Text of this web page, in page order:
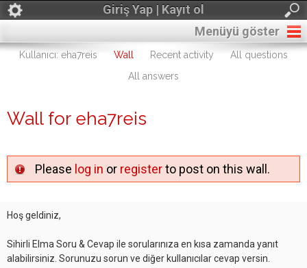
Giriş Yap | Kayıt ol
Menüyü göster
Kullanıcı: eha7reis Wall Recent activity
All questions
All answers
Wall for eha7reis
Please log in or registerto post on this wall.
Hoş geldiniz,
Sihirli Elma Soru & Cevap ile sorularınıza en kısa zamanda yanıt
alabilirsiniz. Sorunuzu sorun ve diğer kullanıcılar cevap versin.